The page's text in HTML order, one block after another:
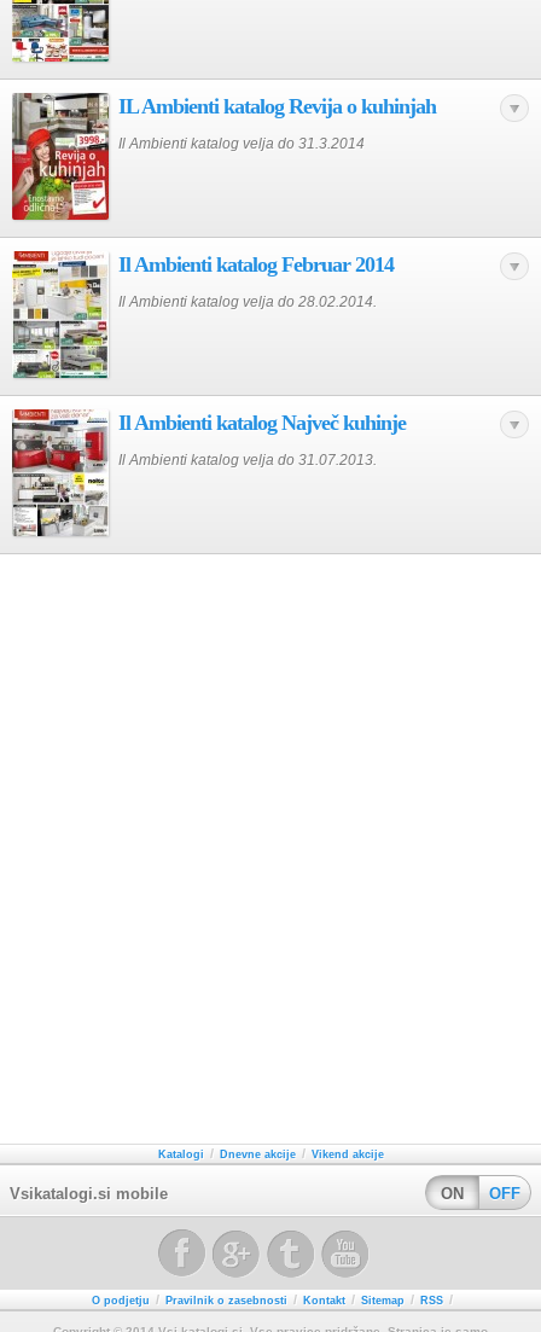
IL Ambienti katalog Revija o kuhinjah
Il Ambienti katalog velja do 31.3.2014
Il Ambienti katalog Februar 2014
Il Ambienti katalog velja do 28.02.2014.
Il Ambienti katalog Največ kuhinje
Il Ambienti katalog velja do 31.07.2013.
Katalogi / Dnevne akcije / Vikend akcije
Vsikatalogi.si mobile ON OFF
O podjetju / Pravilnik o zasebnosti / Kontakt / Sitemap / RSS /